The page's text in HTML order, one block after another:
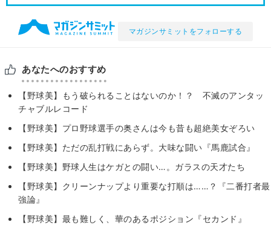
マガジンサミットをフォローする
あなたへのおすすめ
【野球美】もう破られることはないのか！？ 不滅のアンタッ
チャブルレコード
【野球美】プロ野球選手の奥さんは今も昔も超絶美女ぞろい
【野球美】ただの乱打戦にあらず。大味な闘い『馬鹿試合』
【野球美】野球人生はケガとの闘い…。ガラスの天才たち
【野球美】クリーンナップより重要な打順は……？『二番打者最
強論』
【野球美】最も難しく、華のあるポジション『セカンド』